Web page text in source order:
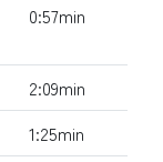
0:57min
2:09min
1:25min